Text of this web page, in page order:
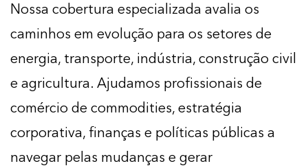
Nossa cobertura especializada avalia os
caminhos em evolução para os setores de
energia, transporte, indústria, construção civil
e agricultura. Ajudamos profissionais de
comércio de commodities, estratégia
corporativa, finanças e políticas públicas a
navegar pelas mudanças e gerar